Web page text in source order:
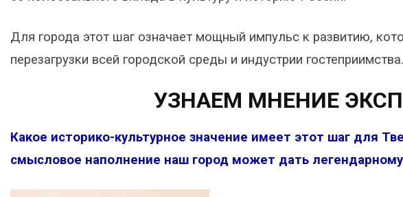
Для города этот шаг означает мощный импульс к развитию,
перезагрузки всей городской среды и индустрии гостеприимства.
УЗНАЕМ МНЕНИЕ
Какое историко-культурное значение имеет этот шаг для
смысловое наполнение наш город может дать